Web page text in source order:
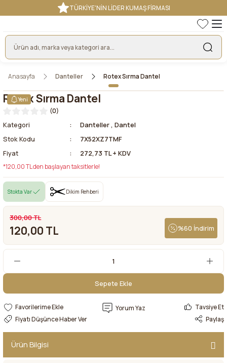
TÜRKİYE'NİN LİDER KUMAŞ FİRMASI
Anasayfa Danteller Rotex Sırma Dantel
Yeni
Rotex Sırma Dantel
(0)
Kategori Danteller, Dantel
Stok Kodu
7X52XZ7TMF
Fiyat
272,73 TL + KDV
*120,00 TL den başlayan taksitlerle!
Stokta Var Dikim Rehberi
300,00 TL
120,00 TL %60 İndirim
Sepete Ekle
Sepete EkleYorum Yaz
Tavsiye Et
Fiyatı Düşünce Haber Ver
Paylaş
Ürün Bilgisi